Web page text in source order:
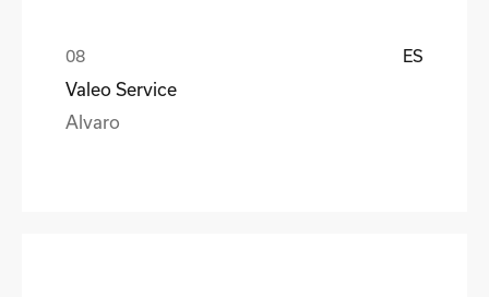
ES
Valeo Service
Alvaro